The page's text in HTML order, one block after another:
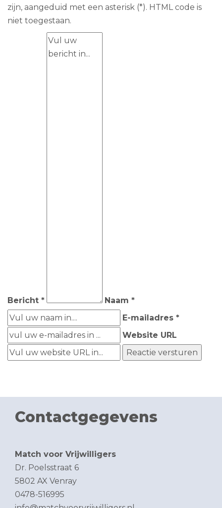
zijn, aangeduid met een asterisk (*). HTML code is
niet toegestaan.
Bericht *
Naam *
E-mailadres *
Website URL
Contactgegevens
Match voor Vrijwilligers
Dr. Poelsstraat 6
5802 AX Venray
0478-516995